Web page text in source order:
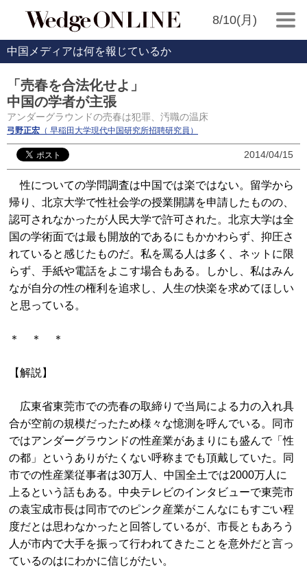
8/10(月)
中国メディアは何を報じているか
「売春を合法化せよ」
中国の学者が主張
アンダーグラウンドの売春は犯罪、汚職の温床
弓野正宏 （ 早稲田大学現代中国研究所招聘研究員）
2014/04/15
性についての学問調査は中国では楽ではない。留学から
帰り、北京大学で性社会学の授業開講を申請したものの、
認可されなかったが人民大学で許可された。北京大学は全
国の学術面では最も開放的であるにもかかわらず、抑圧さ
れていると感じたものだ。私を罵る人は多く、ネットに限
らず、手紙や電話をよこす場合もある。しかし、私はみん
なが自分の性の権利を追求し、人生の快楽を求めてほしい
と思っている。
＊ ＊ ＊
【解説】
広東省東莞市での売春の取締りで当局による力の入れ具
合が空前の規模だったため様々な憶測を呼んでいる。同市
ではアンダーグラウンドの性産業があまりにも盛んで「性
の都」というありがたくない呼称までも頂戴していた。同
市での性産業従事者は30万人、中国全土では2000万人に
上るという話もある。中央テレビのインタビューで東莞市
の袁宝成市長は同市でのピンク産業がこんなにもすごい程
度だとは思わなかったと回答しているが、市長ともあろう
人が市内で大手を振って行われてきたことを意外だと言っ
ているのはにわかに信じがたい。